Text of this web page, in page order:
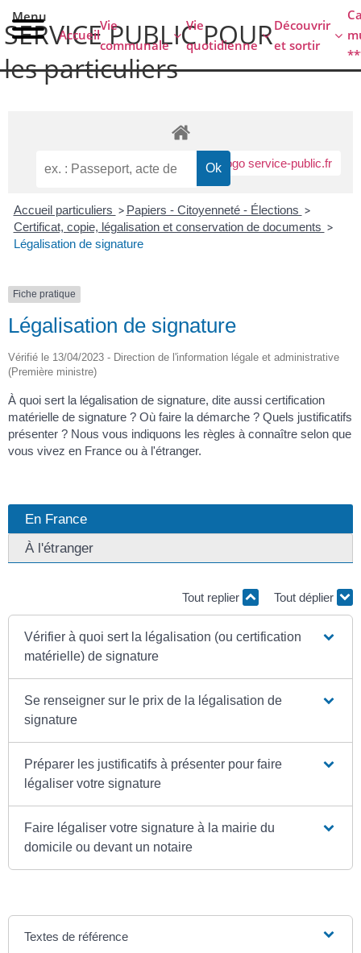
principal
Menu
Accueil
Vie
communale
Vie
quotidienne
Découvrir
et sortir
SERVICE PUBLIC POUR​
les particuliers
Accueil particuliers > Papiers - Citoyenneté - Élections >
Certificat, copie, légalisation et conservation de documents >
Légalisation de signature
Fiche pratique
Légalisation de signature
Vérifié le 13/04/2023 - Direction de l'information légale et administrative
(Première ministre)
À quoi sert la légalisation de signature, dite aussi certification
matérielle de signature ? Où faire la démarche ? Quels justificatifs
présenter ? Nous vous indiquons les règles à connaître selon que
vous vivez en France ou à l'étranger.
En France
À l'étranger
Tout replier Tout déplier
Vérifier à quoi sert la légalisation (ou certification
matérielle) de signature
Se renseigner sur le prix de la légalisation de
signature
Préparer les justificatifs à présenter pour faire
légaliser votre signature
Faire légaliser votre signature à la mairie du
domicile ou devant un notaire
Textes de référence